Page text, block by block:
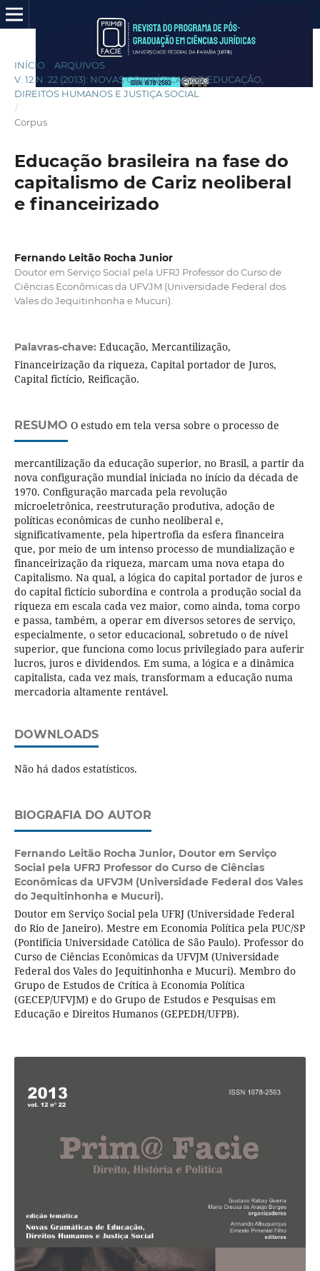
INÍCIO ARQUIVOS
V. 12 N. 22 (2013): NOVAS GRAMÁTICAS DE EDUCAÇÃO,
DIREITOS HUMANOS E JUSTIÇA SOCIAL
/
Corpus
Educação brasileira na fase do
capitalismo de Cariz neoliberal
e financeirizado
Fernando Leitão Rocha Junior
Doutor em Serviço Social pela UFRJ Professor do Curso de
Ciências Econômicas da UFVJM (Universidade Federal dos
Vales do Jequitinhonha e Mucuri).
Palavras-chave: Educação, Mercantilização,
Financeirização da riqueza, Capital portador de Juros,
Capital fictício, Reificação.
RESUMO O estudo em tela versa sobre o processo de
mercantilização da educação superior, no Brasil, a partir da
nova configuração mundial iniciada no início da década de
1970. Configuração marcada pela revolução
microeletrônica, reestruturação produtiva, adoção de
políticas econômicas de cunho neoliberal e,
significativamente, pela hipertrofia da esfera financeira
que, por meio de um intenso processo de mundialização e
financeirização da riqueza, marcam uma nova etapa do
Capitalismo. Na qual, a lógica do capital portador de juros e
do capital fictício subordina e controla a produção social da
riqueza em escala cada vez maior, como ainda, toma corpo
e passa, também, a operar em diversos setores de serviço,
especialmente, o setor educacional, sobretudo o de nível
superior, que funciona como locus privilegiado para auferir
lucros, juros e dividendos. Em suma, a lógica e a dinâmica
capitalista, cada vez mais, transformam a educação numa
mercadoria altamente rentável.
DOWNLOADS
Não há dados estatísticos.
BIOGRAFIA DO AUTOR
Fernando Leitão Rocha Junior, Doutor em Serviço
Social pela UFRJ Professor do Curso de Ciências
Econômicas da UFVJM (Universidade Federal dos Vales
do Jequitinhonha e Mucuri).
Doutor em Serviço Social pela UFRJ (Universidade Federal
do Rio de Janeiro). Mestre em Economia Política pela PUC/SP
(Pontifícia Universidade Católica de São Paulo). Professor do
Curso de Ciências Econômicas da UFVJM (Universidade
Federal dos Vales do Jequitinhonha e Mucuri). Membro do
Grupo de Estudos de Crítica à Economia Política
(GECEP/UFVJM) e do Grupo de Estudos e Pesquisas em
Educação e Direitos Humanos (GEPEDH/UFPB).